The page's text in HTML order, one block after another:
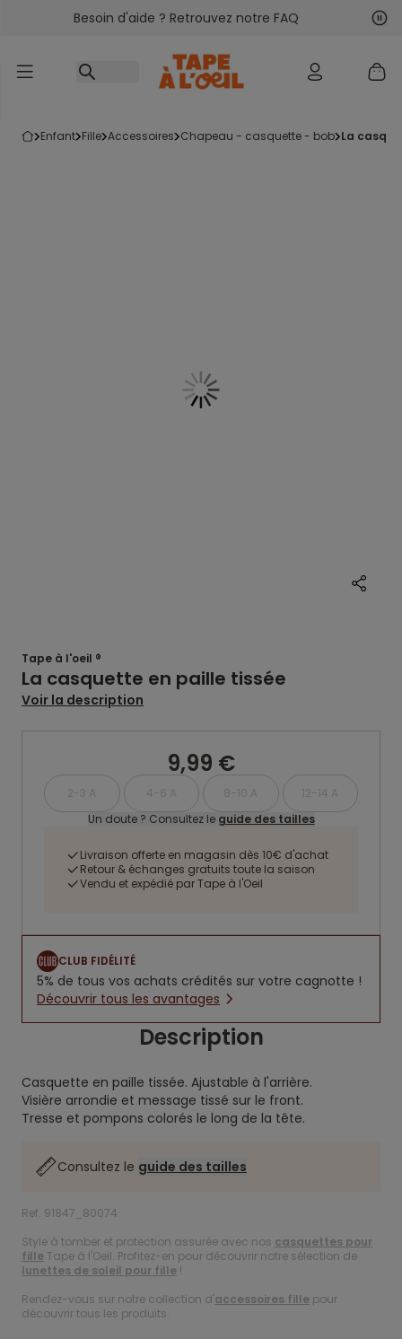
Accéder au contenu
Besoin d'aide ? Retrouvez notre FAQ
enfant fille accessoires chapeau - casquette - bob la
Tape à l'oeil ®
La casquette en paille tissée
Voir la description
9,99 €
2-3 A 4-6 A 8-10 A
12-14 A
Un doute ? Consultez le guide des tailles
Livraison offerte en magasin dès 10€ d'achat
Retour & échanges gratuits toute la saison
Vendu et expédié par Tape à l'Oeil
CLUB FIDÉLITÉ
5% de tous vos achats crédités sur votre cagnotte !
Découvrir tous les avantages
Description
Casquette en paille tissée. Ajustable à l'arrière.
Visière arrondie et message tissé sur le front.
Tresse et pompons colorés le long de la tête.
Consultez le guide des tailles
Ref. 91847_80074
Style à tomber et protection assurée avec nos casquettes pour
fille Tape à l'Oeil. Profitez-en pour découvrir notre sélection de
lunettes de soleil pour fille !
Rendez-vous sur notre collection d'accessoires fille pour
découvrir tous les produits.